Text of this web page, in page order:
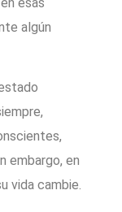
algún
embargo, en
vida cambie.